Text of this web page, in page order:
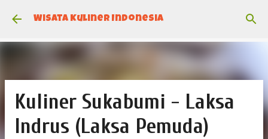
Skip to main content
Wisata Kuliner Indonesia
Kuliner Sukabumi - Laksa
Indrus (Laksa Pemuda)